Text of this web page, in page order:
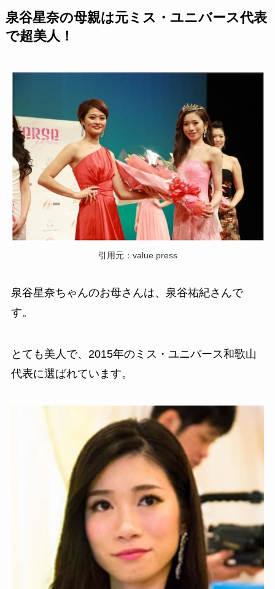
泉谷星奈の母親は元ミス・ユニバース代表
で超美人！
引用元：value press
泉谷星奈ちゃんのお母さんは、泉谷祐紀さんで
す。
とても美人で、2015年のミス・ユニバース和歌山
代表に選ばれています。